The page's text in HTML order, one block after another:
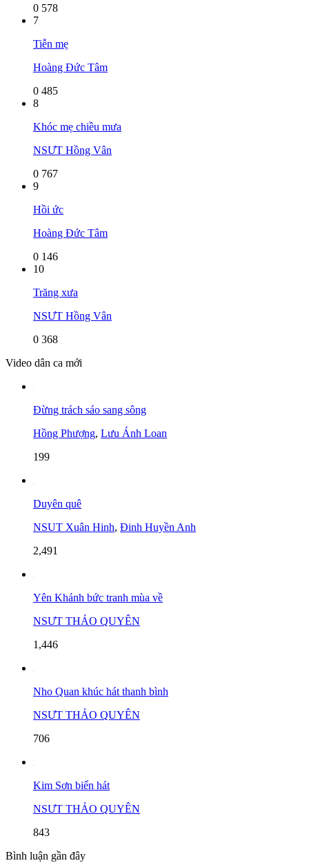
0 578
7
Tiễn mẹ
Hoàng Đức Tâm
0 485
8
Khóc mẹ chiều mưa
NSƯT Hồng Vân
0 767
9
Hồi ức
Hoàng Đức Tâm
0 146
10
Trăng xưa
NSƯT Hồng Vân
0 368
Video dân ca mới
Đừng trách sáo sang sông
Hồng Phượng, Lưu Ánh Loan
199
Duyên quê
NSUT Xuân Hinh, Đinh Huyền Anh
2,491
Yên Khánh bức tranh mùa về
NSƯT THẢO QUYÊN
1,446
Nho Quan khúc hát thanh bình
NSƯT THẢO QUYÊN
706
Kim Sơn biển hát
NSƯT THẢO QUYÊN
843
Bình luận gần đây